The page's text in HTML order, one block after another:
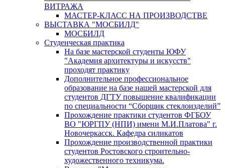
ВИТРАЖА
МАСТЕР-КЛАСС НА ПРОИЗВОДСТВЕ
ВЫСТАВКА "МОСБИЛД"
МОСБИЛД
Студенческая практика
На базе мастерской студенты ЮФУ
"Академия архитектуры и искусств"
проходят практику
Дополнительное профессиональное
образование на базе нашей мастерской для
студентов ДГТУ повышение квалификации
по специальности “Сборщик стеклоизделий”
Прохождение практики студентов ФГБОУ
ВО "ЮРГПУ (НПИ) имени М.И.Платова" г.
Новочеркасск. Кафедра силикатов
Прохождение производственной практики
студентов Ростовского строительно-
художественного техникума.